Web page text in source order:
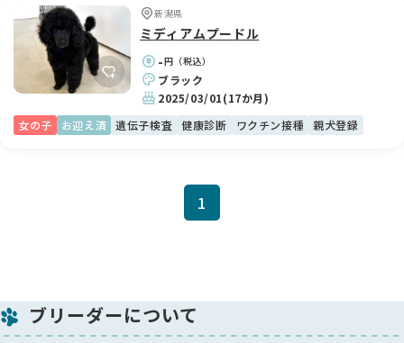
新潟県
ミディアムプードル
-円（税込）
ブラック
2025/03/01(17か月)
女の子
お迎え済 遺伝子検査 健康診断 ワクチン接種 親犬登録
1
ブリーダーについて